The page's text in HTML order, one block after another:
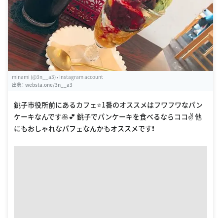
minami (@3n__a3) • Instagram account
出典： websta.one/3n__a3
銚子市役所前にあるカフェ⭐️1番のオススメはフワフワなパン
ケーキなんです🥞💕 銚子でパンケーキを食べるならココ✌️ 他
にもおしゃれなパフェなんかもオススメです❗️